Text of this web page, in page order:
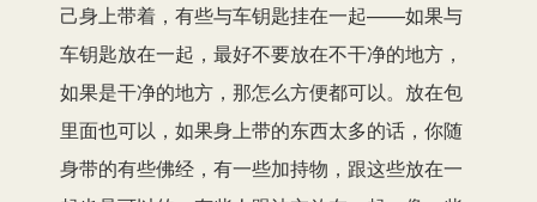
己身上带着，有些与车钥匙挂在一起——如果与
车钥匙放在一起，最好不要放在不干净的地方，
如果是干净的地方，那怎么方便都可以。放在包
里面也可以，如果身上带的东西太多的话，你随
身带的有些佛经，有一些加持物，跟这些放在一